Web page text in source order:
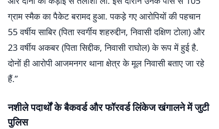
ग्राम स्मैक का पैकेट बरामद हुआ. पकड़े गए आरोपियों की पहचान
55 वर्षीय साबिर (पिता स्वर्गीय शहरुद्दीन, निवासी दक्षिण टोला) और
23 वर्षीय अकबर (पिता सिद्दीक, निवासी राघोल) के रूप में हुई है.
दोनों ही आरोपी आजमनगर थाना क्षेत्र के मूल निवासी बताए जा रहे
हैं.”
नशीले पदार्थों के बैकवर्ड और फॉरवर्ड लिंकेज खंगालने में जुटी
पुलिस